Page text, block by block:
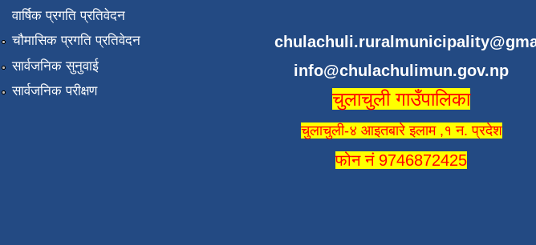
वार्षिक प्रगति प्रतिवेदन
चौमासिक प्रगति प्रतिवेदन
सार्वजनिक सुनुवाई
सार्वजनिक परीक्षण
info@chulachulimun.gov.np
चुलाचुली गाउँपालिका
चुलाचुली-४ आइतबारे इलाम ,१ न. प्रदेश
फोन नं 9746872425